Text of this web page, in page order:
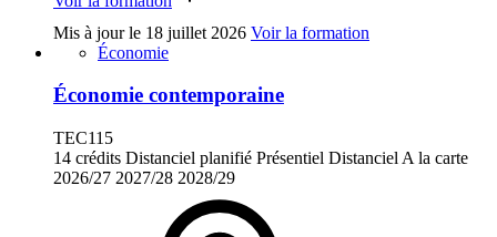
Mis à jour le 18 juillet 2026 Voir la formation
Économie
Économie contemporaine
TEC115
14 crédits Distanciel planifié Présentiel Distanciel A la carte
2026/27 2027/28 2028/29